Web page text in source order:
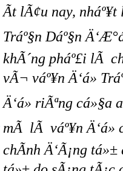
Ãt lÃ¢u nay,
Tráº§n Dáº§n
khÃ´ng pháº£i lÃ
vÃ¬ váº¥n Ä‘á»
Ä‘á» riÃªng
mÃ lÃ váº¥n Ä‘á»
chÃ­nh Ä‘Ã¡ng